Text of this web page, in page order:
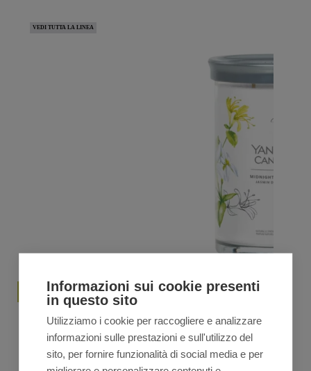
VEDI TUTTA LA LINEA
Yankee Candle MIDNIGHT JASMINE Signature large
tumbler – bianca
€ 36,90
Il
prezzo
€ 33,20
Il
prezzo
Informazioni sui cookie presenti
in questo sito
Utilizziamo i cookie per raccogliere e analizzare
informazioni sulle prestazioni e sull'utilizzo del
sito, per fornire funzionalità di social media e per